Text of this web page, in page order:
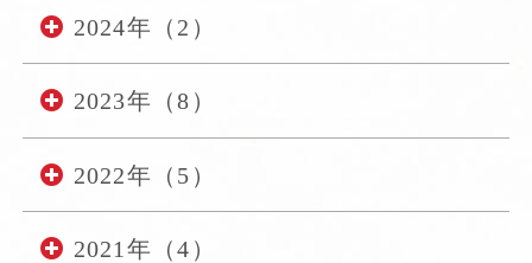
2024年（2）
2023年（8）
2022年（5）
2021年（4）